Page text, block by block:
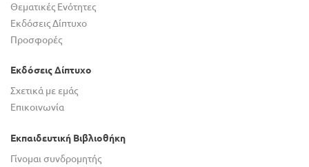
Θεματικές Ενότητες
Εκδόσεις Δίπτυχο
Προσφορές
Εκδόσεις Δίπτυχο
Σχετικά με εμάς
Επικοινωνία
Εκπαιδευτική Βιβλιοθήκη
Γίνομαι συνδρομητής